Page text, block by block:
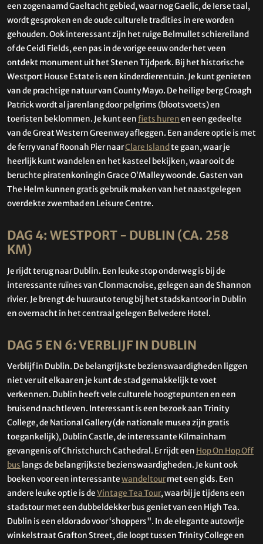
een zogenaamd Gaeltacht gebied, waar nog Gaelic, de Ierse taal,
wordt gesproken en de oude culturele tradities in ere worden
gehouden. Ook interessant zijn het ruige Belmullet schiereiland
of de Ceidi Fields, een pas in de vorige eeuw onder het veen
ontdekt monument uit het Stenen Tijdperk. Bij het historische
Westport House Estate is een kinderdierentuin. Je kunt genieten
van de prachtige natuur van County Mayo. De heilige berg Croagh
Patrick wordt al jarenlang door pelgrims (blootsvoets) en
toeristen beklommen. Je kunt eenfiets hurenen een gedeelte
van de Great Western Greenway afleggen. Een andere optie is met
de ferry vanaf Roonah Pier naarClare Island te gaan, waar je
heerlijk kunt wandelen en het kasteel bekijken, waar ooit de
beruchte piratenkoningin Grace O’Malley woonde. Gasten van
The Helm kunnen gratis gebruik maken van het naastgelegen
overdekte zwembad en Leisure Centre.
DAG 4: WESTPORT - DUBLIN (CA. 258
KM)
Je rijdt terug naar Dublin. Een leuke stop onderweg is bij de
interessante ruïnes van Clonmacnoise, gelegen aan de Shannon
rivier. Je brengt de huurauto terug bij het stadskantoor in Dublin
en overnacht in het centraal gelegen Belvedere Hotel.
DAG 5 EN 6: VERBLIJF IN DUBLIN
Verblijf in Dublin. De belangrijkste bezienswaardigheden liggen
niet ver uit elkaar en je kunt de stad gemakkelijk te voet
verkennen. Dublin heeft vele culturele hoogtepunten en een
bruisend nachtleven. Interessant is een bezoek aan Trinity
College, de National Gallery (de nationale musea zijn gratis
toegankelijk), Dublin Castle, de interessante Kilmainham
gevangenis of Christchurch Cathedral. Er rijdt een Hop On Hop Off
bus langs de belangrijkste bezienswaardigheden. Je kunt ook
boeken voor een interessantewandeltourmet een gids. Een
andere leuke optie is deVintage Tea Tour, waarbij je tijdens een
stadstour met een dubbeldekker bus geniet van een High Tea.
Dublin is een eldorado voor ‘shoppers". In de elegante autovrije
winkelstraat Grafton Street, die loopt tussen Trinity College en